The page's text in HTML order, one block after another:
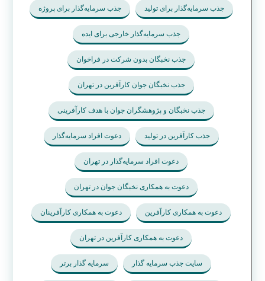
جذب سرمایه‌گذار برای تولید جذب سرمایه‌گذار برای پروژه
جذب سرمایه‌گذار خارجی برای ایده
جذب نخبگان بدون شرکت در فراخوان
جذب نخبگان جوان کارآفرین در تهران
جذب نخبگان و پژوهشگران جوان با هدف کارآفرینی
جذب کارآفرین در تولید دعوت افراد سرمایه‌گذار
دعوت افراد سرمایه‌گذار در تهران
دعوت به همکاری نخبگان جوان در تهران
دعوت به همکاری کارآفرین دعوت به همکاری کارآفرینان
دعوت به همکاری کارآفرین در تهران
سایت جذب سرمایه گذار سرمایه گذار برتر